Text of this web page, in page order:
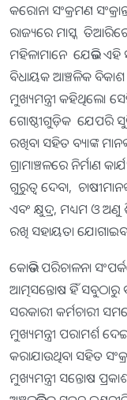
କରୋନା ସଂକ୍ରମଣ
ରାଜ୍ୟରେ ମାସ୍କ
ମହିଳାମାନେ ଯେଭଳି
ବିଧାୟକ ଆଞ୍ଚଳିକ ବିକାଶ
ମୁଖ୍ୟମନ୍ତ୍ରୀ କହିଥିଲେ।
ଗୋଷ୍ଠୀଗୁଡ଼ିକ ଯେପରି
ରଖିବା ସହିତ ବ୍ୟାଙ୍କ
ଗ୍ରାମାଞ୍ଚଳରେ ନିର୍ମାଣ
ଗୁରୁତ୍ବ ଦେବା,
ଏବଂ କ୍ଷୁଦ୍ର, ମଧ୍ୟମ ଓ
ରଖି ସହାୟତା ଯୋଗାଇବା
କୋଭିଡ ପରିଚାଳନା
ଆତ୍ମସନ୍ତୋଷ ହିଁ ସବୁଠାରୁ
ସରକାରୀ କର୍ମଚାରୀ
ମୁଖ୍ୟମନ୍ତ୍ରୀ ପରାମର୍ଶ
କରାଯାଉଥିବା ସହିତ
ମୁଖ୍ୟମନ୍ତ୍ରୀ ସନ୍ତୋଷ